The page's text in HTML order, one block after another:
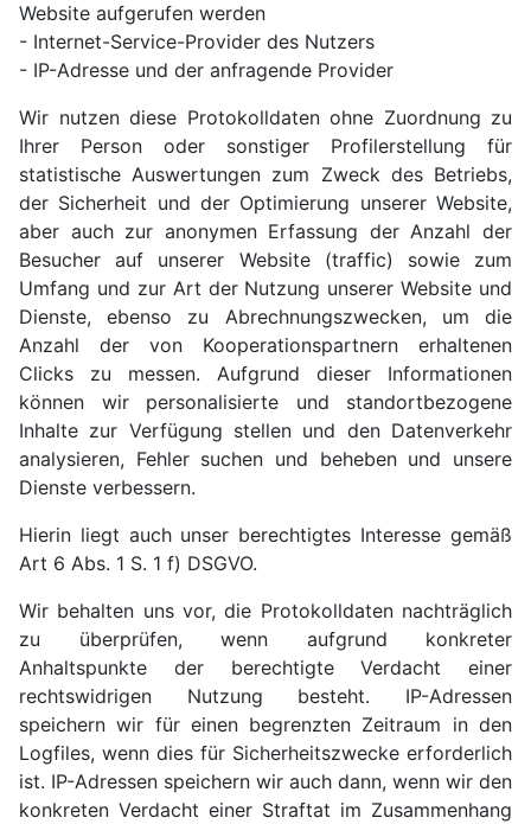
Website aufgerufen werden
- Internet-Service-Provider des Nutzers
- IP-Adresse und der anfragende Provider
Wir nutzen diese Protokolldaten ohne Zuordnung zu
Ihrer Person oder sonstiger Profilerstellung für
statistische Auswertungen zum Zweck des Betriebs,
der Sicherheit und der Optimierung unserer Website,
aber auch zur anonymen Erfassung der Anzahl der
Besucher auf unserer Website (traffic) sowie zum
Umfang und zur Art der Nutzung unserer Website und
Dienste, ebenso zu Abrechnungszwecken, um die
Anzahl der von Kooperationspartnern erhaltenen
Clicks zu messen. Aufgrund dieser Informationen
können wir personalisierte und standortbezogene
Inhalte zur Verfügung stellen und den Datenverkehr
analysieren, Fehler suchen und beheben und unsere
Dienste verbessern.
Hierin liegt auch unser berechtigtes Interesse gemäß
Art 6 Abs. 1 S. 1 f) DSGVO.
Wir behalten uns vor, die Protokolldaten nachträglich
zu überprüfen, wenn aufgrund konkreter
Anhaltspunkte der berechtigte Verdacht einer
rechtswidrigen Nutzung besteht. IP-Adressen
speichern wir für einen begrenzten Zeitraum in den
Logfiles, wenn dies für Sicherheitszwecke erforderlich
ist. IP-Adressen speichern wir auch dann, wenn wir den
konkreten Verdacht einer Straftat im Zusammenhang